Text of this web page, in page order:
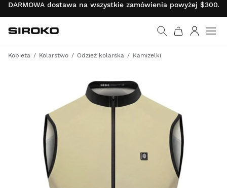
DARMOWA dostawa na wszystkie zamówienia powyżej
Wróć do strony
Siroko.com
Kobieta Kolarstwo Odzież kolarska Kamizelki